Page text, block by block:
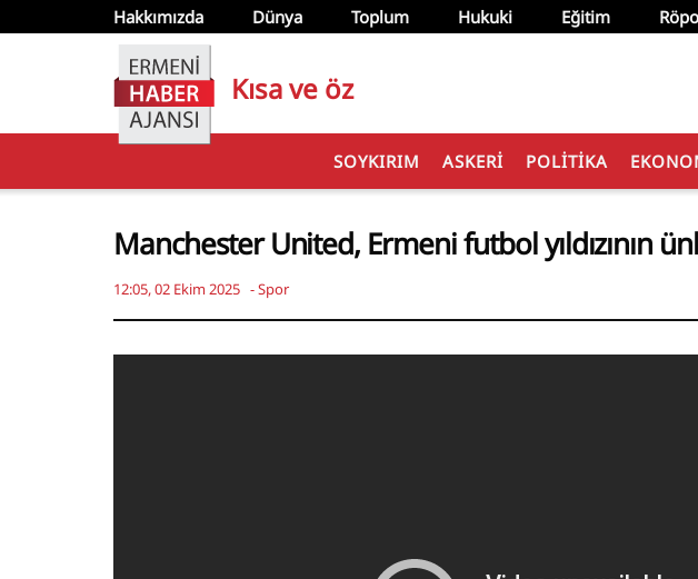
Hakkımızda Dünya Toplum Hukuki Eğitim
Kısa ve öz
SOYKIRIM ASKERI POLITIKA
Manchester United, Ermeni futbol yıldızının
12:05, 02 Ekim 2025 -Spor